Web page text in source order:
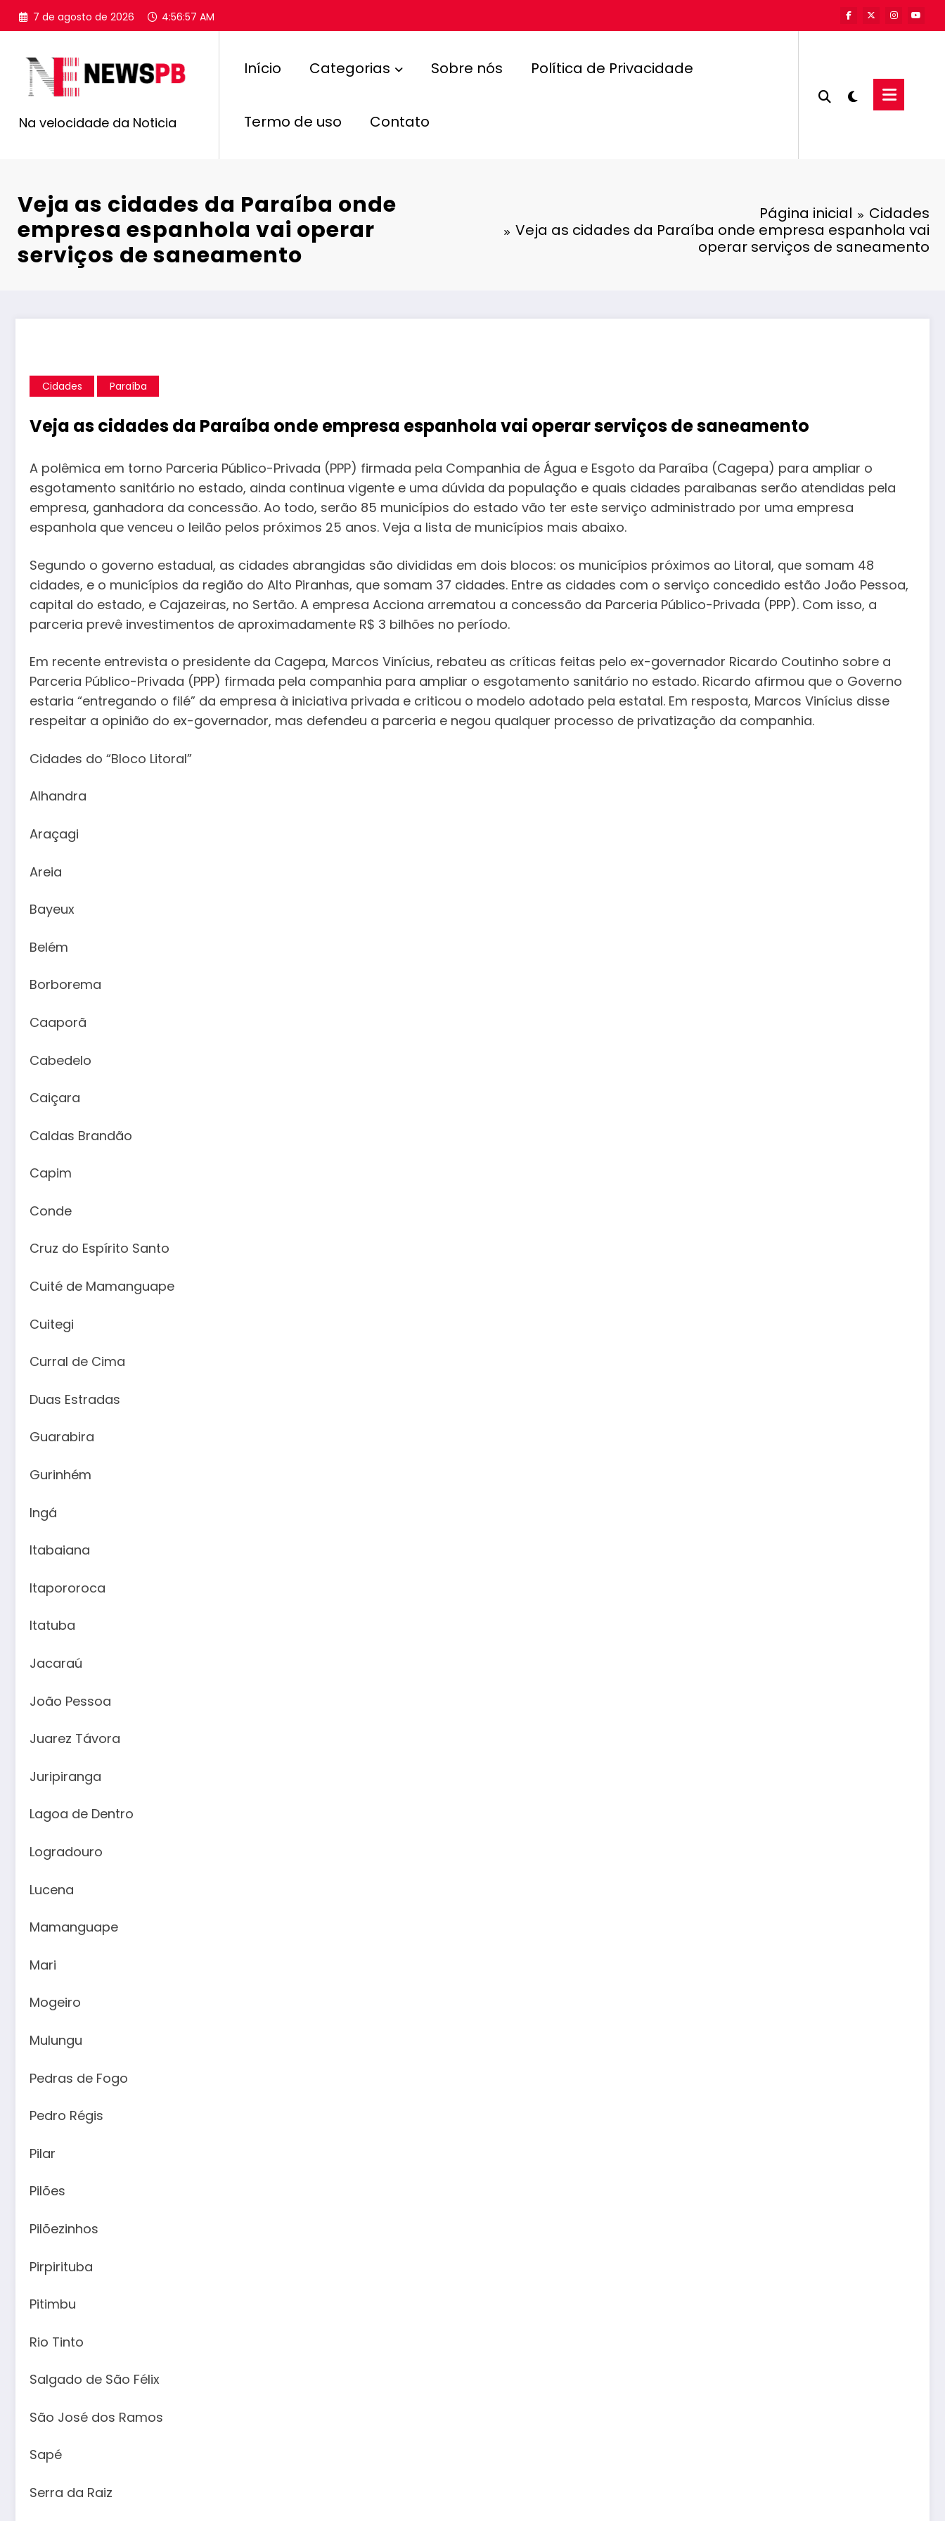
Pular
para
conteúdo
7 de agosto de 2026 4:56:58 AM
Na velocidade da Noticia
Início Categorias Sobre nós Política de Privacidade
Termo de uso Contato
Veja as cidades da Paraíba onde
empresa espanhola vai operar
serviços de saneamento
Página inicial
Cidades
Veja as cidades da Paraíba onde empresa espanhola vai
operar serviços de saneamento
Cidades Paraíba
Veja as cidades da Paraíba onde empresa espanhola vai operar serviços de saneamento
A polêmica em torno Parceria Público-Privada (PPP) firmada pela Companhia de Água e Esgoto da Paraíba (Cagepa) para ampliar o
esgotamento sanitário no estado, ainda continua vigente e uma dúvida da população e quais cidades paraibanas serão atendidas pela
empresa, ganhadora da concessão. Ao todo, serão 85 municípios do estado vão ter este serviço administrado por uma empresa
espanhola que venceu o leilão pelos próximos 25 anos. Veja a lista de municípios mais abaixo.
Segundo o governo estadual, as cidades abrangidas são divididas em dois blocos: os municípios próximos ao Litoral, que somam 48
cidades, e o municípios da região do Alto Piranhas, que somam 37 cidades. Entre as cidades com o serviço concedido estão João Pessoa,
capital do estado, e Cajazeiras, no Sertão. A empresa Acciona arrematou a concessão da Parceria Público-Privada (PPP). Com isso, a
parceria prevê investimentos de aproximadamente R$ 3 bilhões no período.
Em recente entrevista o presidente da Cagepa, Marcos Vinícius, rebateu as críticas feitas pelo ex-governador Ricardo Coutinho sobre a
Parceria Público-Privada (PPP) firmada pela companhia para ampliar o esgotamento sanitário no estado. Ricardo afirmou que o Governo
estaria “entregando o filé” da empresa à iniciativa privada e criticou o modelo adotado pela estatal. Em resposta, Marcos Vinícius disse
respeitar a opinião do ex-governador, mas defendeu a parceria e negou qualquer processo de privatização da companhia.
Cidades do “Bloco Litoral”
Alhandra
Araçagi
Areia
Bayeux
Belém
Borborema
Caaporã
Cabedelo
Caiçara
Caldas Brandão
Capim
Conde
Cruz do Espírito Santo
Cuité de Mamanguape
Cuitegi
Curral de Cima
Duas Estradas
Guarabira
Gurinhém
Ingá
Itabaiana
Itapororoca
Itatuba
Jacaraú
João Pessoa
Juarez Távora
Juripiranga
Lagoa de Dentro
Logradouro
Lucena
Mamanguape
Mari
Mogeiro
Mulungu
Pedras de Fogo
Pedro Régis
Pilar
Pilões
Pilõezinhos
Pirpirituba
Pitimbu
Rio Tinto
Salgado de São Félix
São José dos Ramos
Sapé
Serra da Raiz